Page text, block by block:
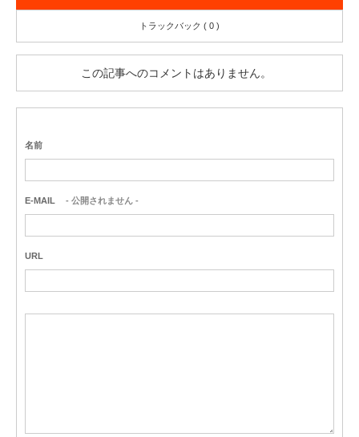
トラックバック ( 0 )
この記事へのコメントはありません。
名前
E-MAIL - 公開されません -
URL